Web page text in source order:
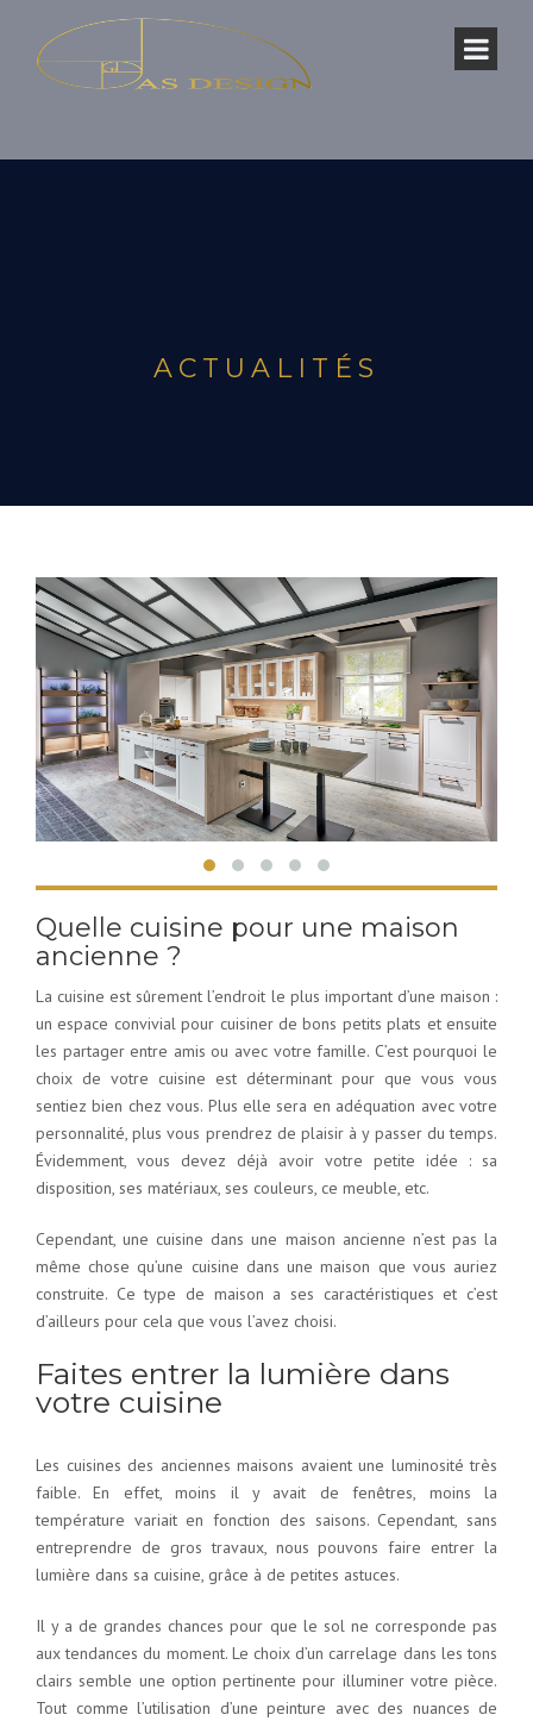
ACTUALITÉS
Quelle cuisine pour une maison
ancienne ?
La cuisine est sûrement l’endroit le plus important d’une maison :
un espace convivial pour cuisiner de bons petits plats et ensuite
les partager entre amis ou avec votre famille. C’est pourquoi le
choix de votre cuisine est déterminant pour que vous vous
sentiez bien chez vous. Plus elle sera en adéquation avec votre
personnalité, plus vous prendrez de plaisir à y passer du temps.
Évidemment, vous devez déjà avoir votre petite idée : sa
disposition, ses matériaux, ses couleurs, ce meuble, etc.
Cependant, une cuisine dans une maison ancienne n’est pas la
même chose qu’une cuisine dans une maison que vous auriez
construite. Ce type de maison a ses caractéristiques et c’est
d’ailleurs pour cela que vous l’avez choisi.
Faites entrer la lumière dans
votre cuisine
Les cuisines des anciennes maisons avaient une luminosité très
faible. En effet, moins il y avait de fenêtres, moins la
température variait en fonction des saisons. Cependant, sans
entreprendre de gros travaux, nous pouvons faire entrer la
lumière dans sa cuisine, grâce à de petites astuces.
Il y a de grandes chances pour que le sol ne corresponde pas
aux tendances du moment. Le choix d’un carrelage dans les tons
clairs semble une option pertinente pour illuminer votre pièce.
Tout comme l’utilisation d’une peinture avec des nuances de